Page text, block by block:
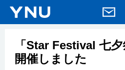
「Star Festival 七
開催しました